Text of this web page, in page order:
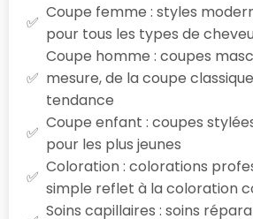
Coupe femme : styles
pour tous les types de
Coupe homme : coupes
mesure, de la coupe
tendance
Coupe enfant : coupes
pour les plus jeunes
Coloration : colorations
simple reflet à la coloration
Soins capillaires : soins